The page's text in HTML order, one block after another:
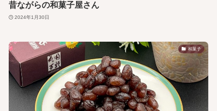
昔ながらの和菓子屋さん
2024年1月30日
和菓子